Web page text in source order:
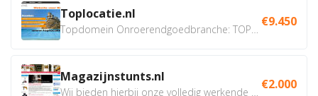
Toplocatie.nl €9.450
Magazijnstunts.nl €2.000